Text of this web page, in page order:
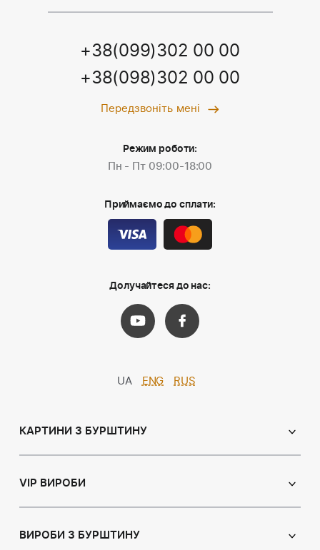
+38(099)302 00 00
+38(098)302 00 00
Передзвоніть мені
Режим роботи:
Пн - Пт 09:00-18:00
Приймаємо до сплати:
Долучайтеся до нас:
UA ENG RUS
КАРТИНИ З БУРШТИНУ
Іменні ікони
VIP ВИРОБИ
Ікони з пластин
ВИРОБИ З БУРШТИНУ